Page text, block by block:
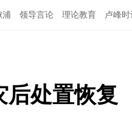
浦 领导言论 理论教育 卢峰时
后处置恢复